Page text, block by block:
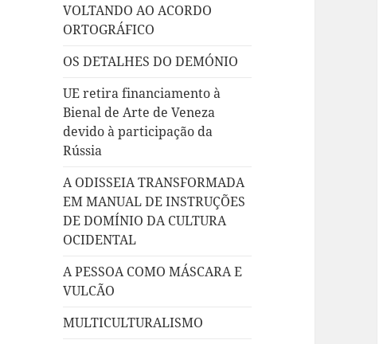
VOLTANDO AO ACORDO
ORTOGRÁFICO
OS DETALHES DO DEMÓNIO
UE retira financiamento à
Bienal de Arte de Veneza
devido à participação da
Rússia
A ODISSEIA TRANSFORMADA
EM MANUAL DE INSTRUÇÕES
DE DOMÍNIO DA CULTURA
OCIDENTAL
A PESSOA COMO MÁSCARA E
VULCÃO
MULTICULTURALISMO